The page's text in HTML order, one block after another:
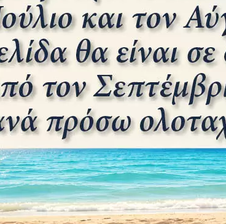
Ιστορίες", μια συλλογή
εκδόθηκε στην Αθήνα ...
Αρλιώτη.
2024 0
προέρχεται από τη συλλογή εύθυμων
Τσουκαλά από την σταδιοδρομία του στο